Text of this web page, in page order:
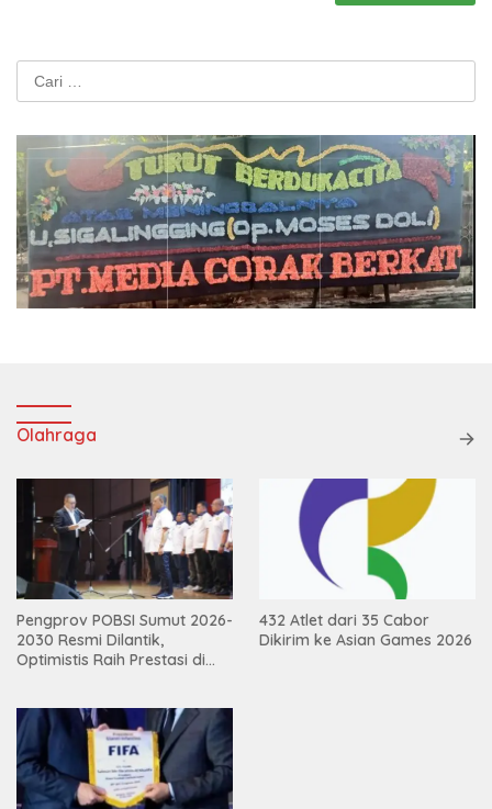
Cari
untuk:
Olahraga
Pengprov POBSI Sumut 2026-
2030 Resmi Dilantik,
Optimistis Raih Prestasi di
432 Atlet dari 35 Cabor
Dikirim ke Asian Games 2026